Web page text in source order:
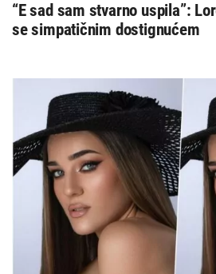
“E sad sam stvarno uspila”:
se simpatičnim dostignućem